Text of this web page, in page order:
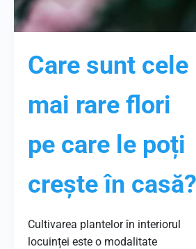
Care sunt cele
mai rare flori
pe care le poți
crește în casă?
Cultivarea plantelor în interiorul
locuinței este o modalitate